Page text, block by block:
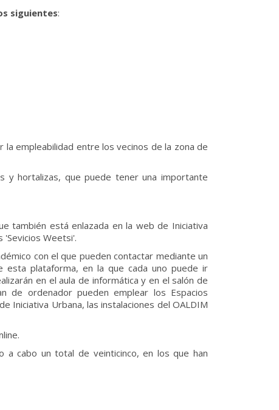
siguientes:
empleabilidad entre los vecinos de la zona de
y hortalizas, que puede tener una importante
también está enlazada en la web de Iniciativa
'Sevicios Weetsi'.
con el que pueden contactar mediante un
esta plataforma, en la que cada uno puede ir
en el aula de informática y en el salón de
de ordenador pueden emplear los Espacios
Iniciativa Urbana, las instalaciones del OALDIM
a cabo un total de veinticinco, en los que han